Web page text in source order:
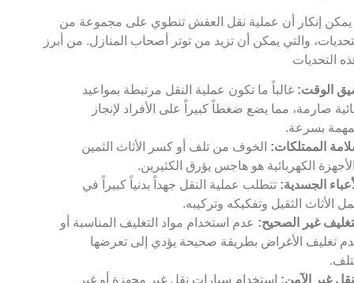
يمكن إنكار أن عملية نقل العفش تنطوي على مجموعة من
والتي يمكن أن تزيد من توتر أصحاب المنازل. من أبرز
الوقت: غالباً ما تكون عملية النقل مرتبطة بمواعيد
صارمة، مما يضع ضغطاً كبيراً على الأفراد لإنجاز
بسرعة.
الممتلكات: الخوف من تلف أو كسر الأثاث الثمين
الكهربائية هو هاجس يؤرق الكثيرين.
الجسدية: تتطلب عملية النقل جهداً بدنياً كبيراً في
الأثاث الثقيل وتفكيكه وتركيبه.
غير الصحيح: عدم استخدام مواد التغليف المناسبة أو
تغليف الأغراض بطريقة صحيحة يؤدي إلى تعرضها
غير الآمن: استخدام سيارات نقل غير مجهزة أو غير